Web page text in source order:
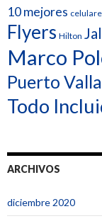
10 mejores
Flyers Hilton
Marco
Puerto
Todo
ARCHIVOS
diciembre 2020